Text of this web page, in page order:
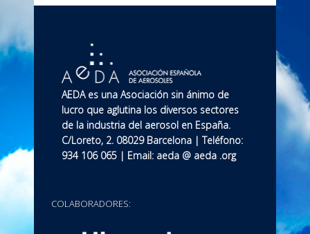
AEDA es una Asociación sin ánimo de
lucro que aglutina los diversos sectores
de la industria del aerosol en España.
C/Loreto, 2. 08029 Barcelona | Teléfono:
934 106 065 | Email: aeda @ aeda .org
COLABORADORES: